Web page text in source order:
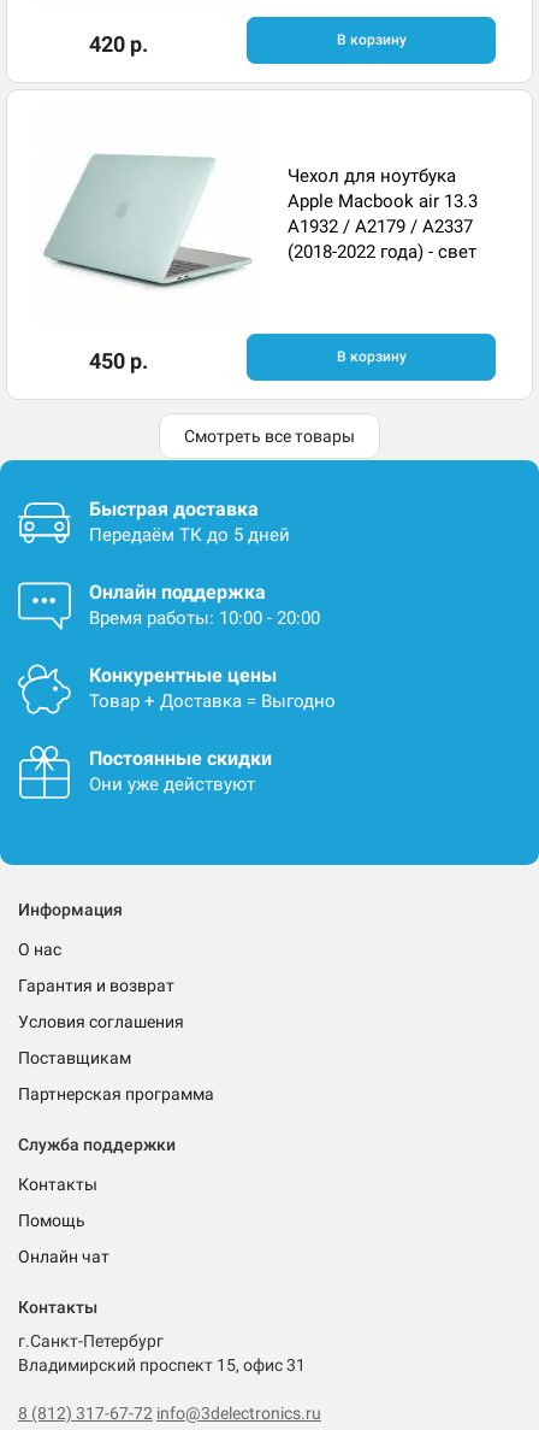
420 р. В корзину
Чехол для ноутбука
Apple Macbook air 13.3
A1932 / A2179 / A2337
(2018-2022 года) - свет
450 р. В корзину
Смотреть все товары
Быстрая доставка
Передаём ТК до 5 дней
Онлайн поддержка
Время работы: 10:00 - 20:00
Конкурентные цены
Товар + Доставка = Выгодно
Постоянные скидки
Они уже действуют
Информация
О нас
Гарантия и возврат
Условия соглашения
Поставщикам
Партнерская программа
Служба поддержки
Контакты
Помощь
Онлайн чат
Контакты
г.Санкт-Петербург
Владимирский проспект 15, офис 31
8 (812) 317-67-72 info@3delectronics.ru